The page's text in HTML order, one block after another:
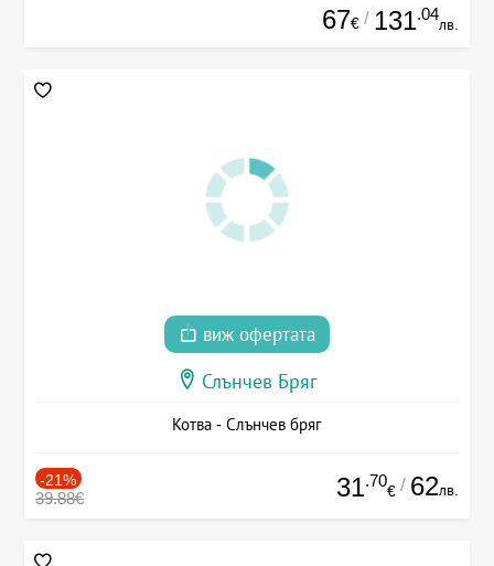
67€ / 131.04
лв.
виж офертата
Слънчев Бряг
Котва - Слънчев бряг
-21%
39.88€ 31.70
€ / 62лв.